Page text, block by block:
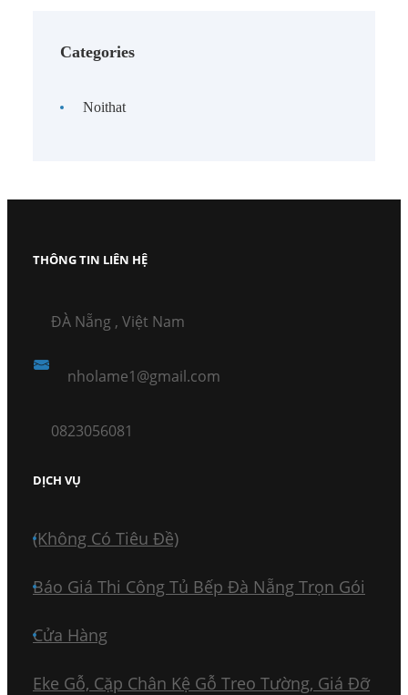
Categories
Noithat
THÔNG TIN LIÊN HỆ
ĐÀ Nẵng , Việt Nam
nholame1@gmail.com
0823056081
DỊCH VỤ
(không Có Tiêu Đề)
Báo Giá Thi Công Tủ Bếp Đà Nẵng Trọn Gói
Cửa Hàng
Eke Gỗ, Cặp Chân Kệ Gỗ Treo Tường, Giá Đỡ